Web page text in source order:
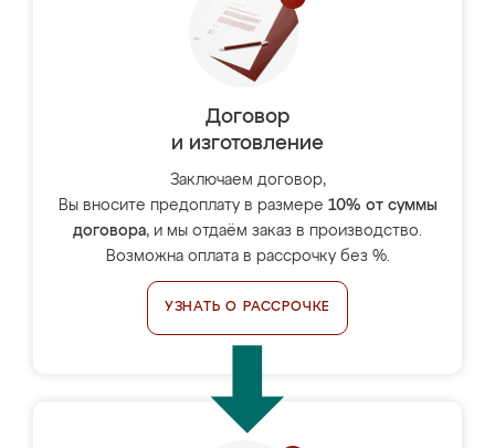
Договор
и изготовление
Заключаем договор,
Вы вносите предоплату в размере 10% от суммы
договора, и мы отдаём заказ в производство.
Возможна оплата в рассрочку без %.
УЗНАТЬ О РАССРОЧКЕ